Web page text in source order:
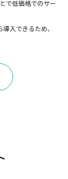
で低価格でのサー
入できるため、